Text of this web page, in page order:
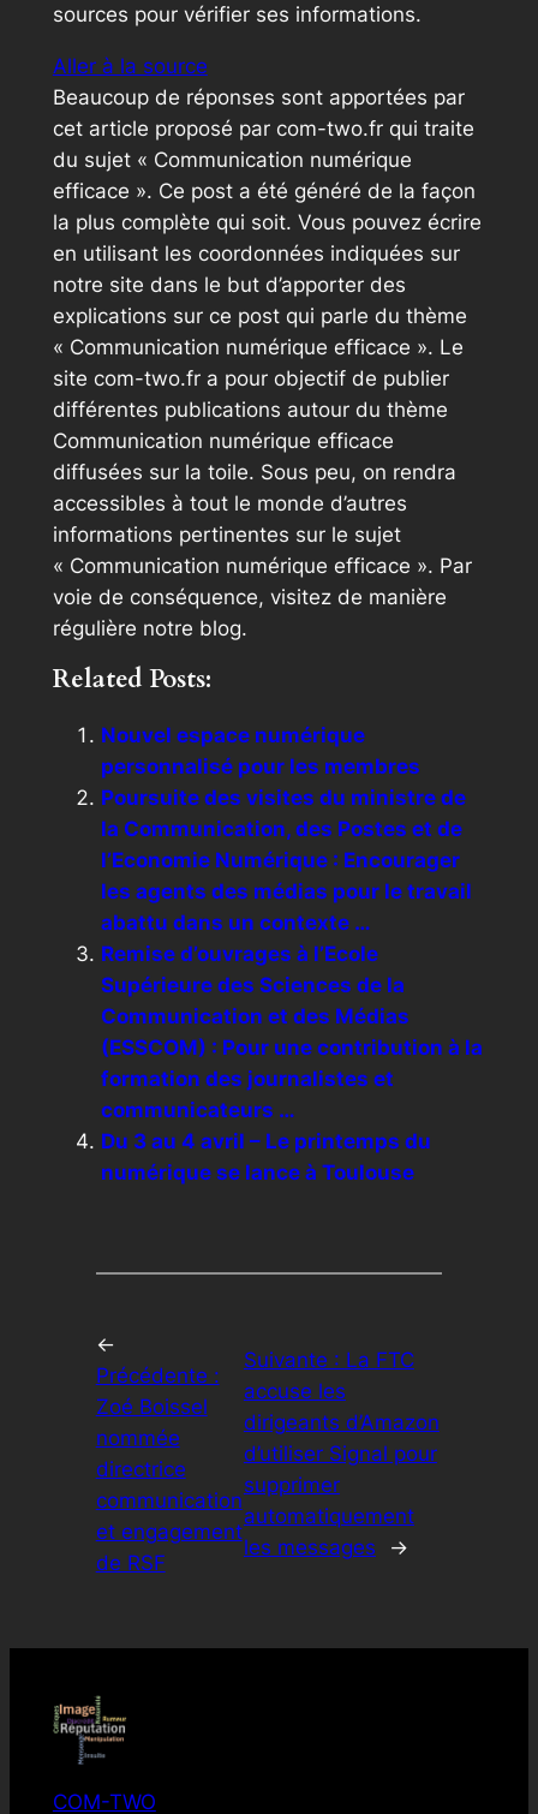
sources pour vérifier ses informations.
Aller à la source
Beaucoup de réponses sont apportées par
cet article proposé par com-two.fr qui traite
du sujet « Communication numérique
efficace ». Ce post a été généré de la façon
la plus complète qui soit. Vous pouvez écrire
en utilisant les coordonnées indiquées sur
notre site dans le but d’apporter des
explications sur ce post qui parle du thème
« Communication numérique efficace ». Le
site com-two.fr a pour objectif de publier
différentes publications autour du thème
Communication numérique efficace
diffusées sur la toile. Sous peu, on rendra
accessibles à tout le monde d’autres
informations pertinentes sur le sujet
« Communication numérique efficace ». Par
voie de conséquence, visitez de manière
régulière notre blog.
Related Posts:
Nouvel espace numérique
personnalisé pour les membres
Poursuite des visites du ministre de
la Communication, des Postes et de
l’Economie Numérique : Encourager
les agents des médias pour le travail
abattu dans un contexte …
Remise d’ouvrages à l’Ecole
Supérieure des Sciences de la
Communication et des Médias
(ESSCOM) : Pour une contribution à la
formation des journalistes et
communicateurs …
Du 3 au 4 avril – Le printemps du
numérique se lance à Toulouse
←
Précédente :
Zoé Boissel
nommée
directrice
communication
et engagement
de RSF
Suivante : La FTC
accuse les
dirigeants d’Amazon
d’utiliser Signal pour
supprimer
automatiquement
les messages
→
COM-TWO